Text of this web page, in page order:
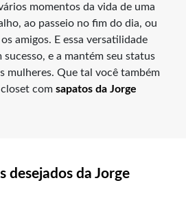
momentos da vida de uma
ao passeio no fim do dia, ou
amigos. E essa versatilidade
sucesso, e a mantém seu status
mulheres. Que tal você também
com sapatos da Jorge
desejados da Jorge